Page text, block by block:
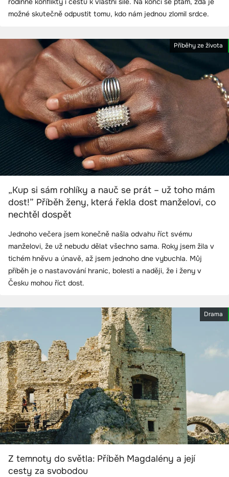
možné skutečně odpustit tomu, kdo nám jednou zlomil srdce.
Příběhy ze života
„Kup si sám rohlíky a nauč se prát – už toho mám
dost!” Příběh ženy, která řekla dost manželovi, co
nechtěl dospět
Jednoho večera jsem konečně našla odvahu říct svému
manželovi, že už nebudu dělat všechno sama. Roky jsem žila v
tichém hněvu a únavě, až jsem jednoho dne vybuchla. Můj
příběh je o nastavování hranic, bolesti a naději, že i ženy v
Česku mohou říct dost.
Drama
Z temnoty do světla: Příběh Magdalény a její
cesty za svobodou